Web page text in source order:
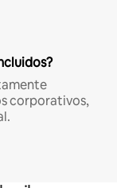
corporativos,